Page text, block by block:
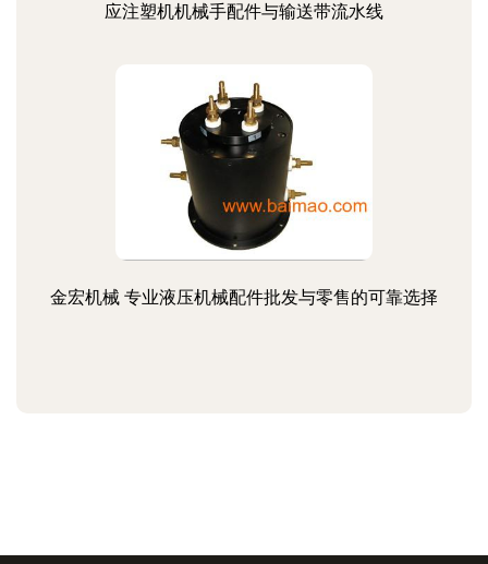
应注塑机机械手配件与输送带流水线
金宏机械 专业液压机械配件批发与零售的可靠选择